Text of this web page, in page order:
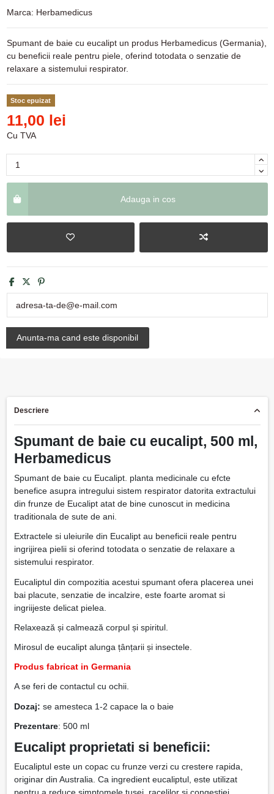
Marca: Herbamedicus
Spumant de baie cu eucalipt un produs Herbamedicus (Germania),
cu beneficii reale pentru piele, oferind totodata o senzatie de
relaxare a sistemului respirator.
Stoc epuizat
11,00 lei
Cu TVA
Adauga in cos
Descriere
Spumant de baie cu eucalipt, 500 ml,
Herbamedicus
Spumant de baie cu Eucalipt. planta medicinale cu efcte
benefice asupra intregului sistem respirator datorita extractului
din frunze de Eucalipt atat de bine cunoscut in medicina
traditionala de sute de ani.
Extractele si uleiurile din Eucalipt au beneficii reale pentru
ingrijirea pielii si oferind totodata o senzatie de relaxare a
sistemului respirator.
Eucaliptul din compozitia acestui spumant ofera placerea unei
bai placute, senzatie de incalzire, este foarte aromat si
ingriijeste delicat pielea.
Relaxează și calmează corpul și spiritul.
Mirosul de eucalipt alunga țânțarii și insectele.
Produs fabricat in Germania
A se feri de contactul cu ochii.
Dozaj: se amesteca 1-2 capace la o baie
Prezentare: 500 ml
Eucalipt proprietati si beneficii:
Eucaliptul este un copac cu frunze verzi cu crestere rapida,
originar din Australia. Ca ingredient eucaliptul, este utilizat